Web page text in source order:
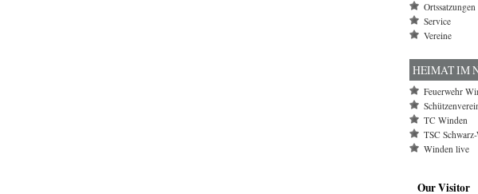
Ortssatzungen
Service
Vereine
HEIMAT IM
Feuerwehr
TC Winden
TSC
Winden live
Our Visitor